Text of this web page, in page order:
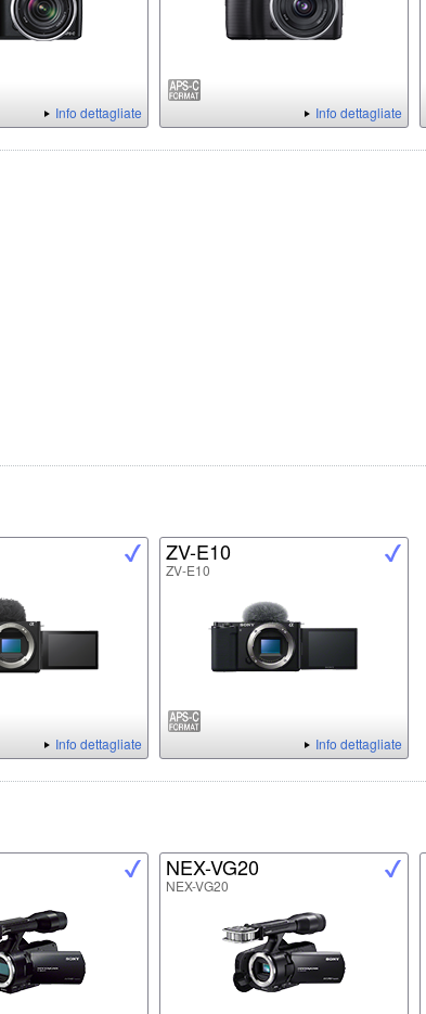
Info dettagliate Info dettagliate
Info dettagliate
ZV-E10
ZV-E10
Info dettagliate
NEX-VG20
NEX-VG20